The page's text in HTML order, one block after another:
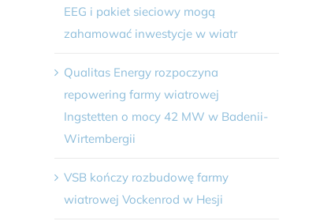
EEG i pakiet sieciowy mogą
zahamować inwestycje w wiatr
Qualitas Energy rozpoczyna
repowering farmy wiatrowej
Ingstetten o mocy 42 MW w Badenii-
Wirtembergii
VSB kończy rozbudowę farmy
wiatrowej Vockenrod w Hesji